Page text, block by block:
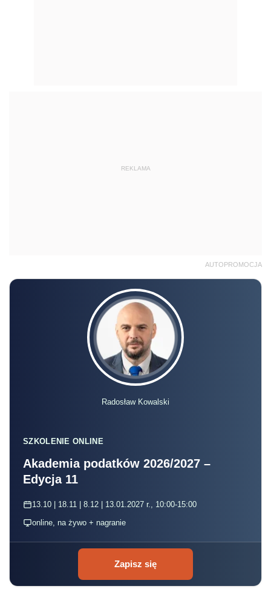
REKLAMA
AUTOPROMOCJA
Radosław Kowalski
SZKOLENIE ONLINE
Akademia podatków 2026/2027 –
Edycja 11
13.10 | 18.11 | 8.12 | 13.01.2027 r., 10:00-15:00
online, na żywo + nagranie
Zapisz się